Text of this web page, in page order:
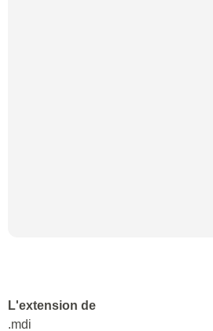
L'extension de
.mdi